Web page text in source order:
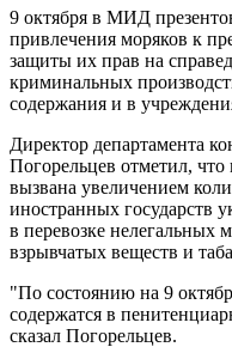
9 октября в МИД
привлечения моряков к
защиты их прав на
криминальных
содержания и в
Директор департамента
Погорельцев отметил, что
вызвана увеличением
иностранных государств
в перевозке нелегальных
взрывчатых веществ и
"По состоянию на 9
содержатся в
сказал Погорельцев.